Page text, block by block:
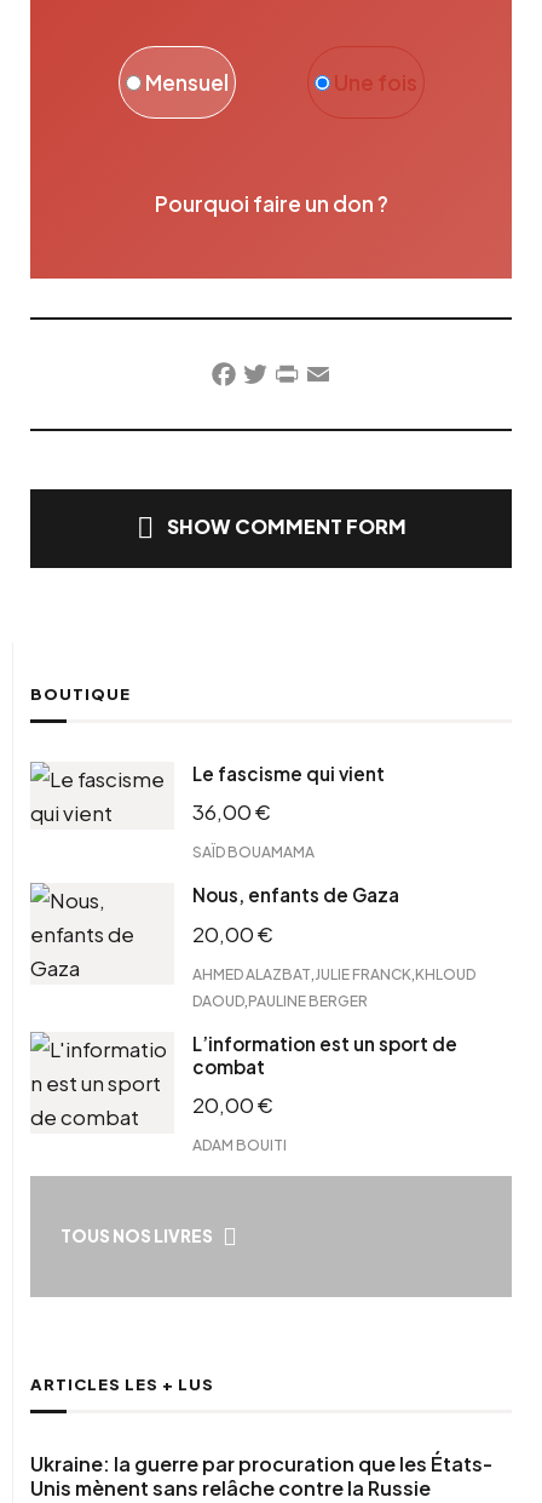
Une fois
Mensuel
Pourquoi faire un don ?
Facebook
TwitterPrintFriendly
Email
SHOW COMMENT FORM
BOUTIQUE
Le fascisme qui vient
36,00€
SAÏD BOUAMAMA
Nous, enfants de Gaza
20,00€
AHMED ALAZBAT JULIE FRANCK KHLOUD
DAOUD PAULINE BERGER
L’information est un sport de
combat
20,00€
ADAM BOUITI
TOUS NOS LIVRES
ARTICLES LES + LUS
Ukraine: la guerre par procuration que les États-
Unis mènent sans relâche contre la Russie